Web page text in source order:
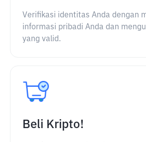
Verifikasi identitas Anda dengan
informasi pribadi Anda dan
yang valid.
Beli Kripto!